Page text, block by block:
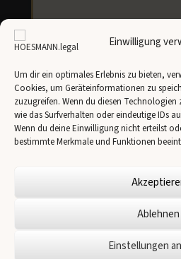
Einwilligung
Um dir ein optimales Erlebnis zu bieten,
Cookies, um Geräteinformationen zu
zuzugreifen. Wenn du diesen
wie das Surfverhalten oder eindeutige IDs
Wenn du deine Einwilligung nicht erteilst
bestimmte Merkmale und Funktionen
Ablehnen
Einstellungen
Newsletter
Ich stimme der Übertragung meiner
Datenschutzerklärung
zu.
Impressum